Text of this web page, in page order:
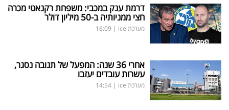
דרמת ענק במכבי: משפחת רקנאטי מכרה
חצי ממניותיה ב-50 מיליון דולר
מערכת ice |
16:09
אחרי 36 שנה: המפעל של תנובה נסגר,
עשרות עובדים יעזבו
מערכת ice |
14:54